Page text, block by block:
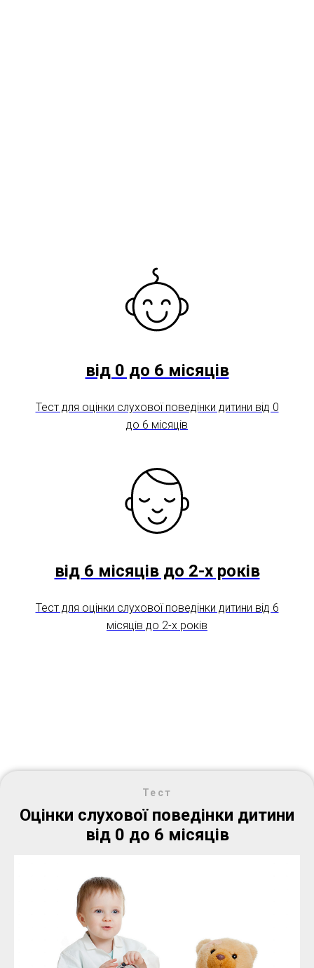
від 0 до 6 місяців
Тест для оцінки слухової поведінки дитини від 0
до 6 місяців
від 6 місяців до 2-х років
Тест для оцінки слухової поведінки дитини від 6
місяців до 2-х років
Тест
Оцінки слухової поведінки дитини
від 0 до 6 місяців